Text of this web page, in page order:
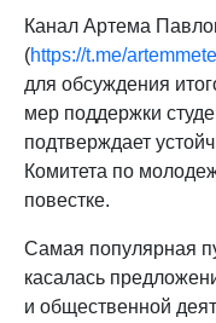
Канал Артема
(https://t.me/
для обсуждения
мер поддержки
подтверждает
Комитета по
повестке.
Самая популярная
касалась
и общественной